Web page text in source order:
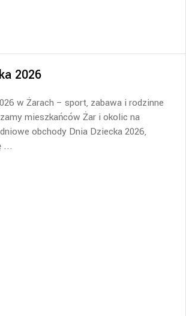
2026
w Żarach – sport, zabawa i rodzinne
mieszkańców Żar i okolic na
obchody Dnia Dziecka 2026,